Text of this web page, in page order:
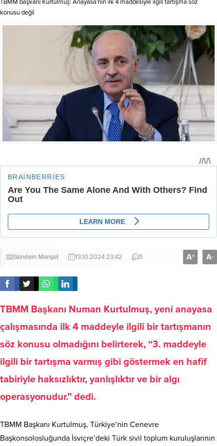
TBMM başkanı Kurtulmuş: Anayasa’nın ilk 4 maddesiyle ilgili tartışma söz
konusu değil
Gündem Manşet 13.10.2024 23:42 0 A+ A-
TBMM Başkanı Numan Kurtulmuş, yeni anayasa
çalışmasında ilk 4 maddeyle ilgili bir tartışmanın
söz konusu olmadığını belirterek, “3. maddeyle
ilgili bir tartışma varmış gibi göstermek en hafif
tabiriyle haksızlıktır, yanlışlıktır ve bir algı
operasyonudur.” dedi.
TBMM Başkanı Kurtulmuş, Türkiye’nin Cenevre
Başkonsolosluğunda İsviçre’deki Türk sivil toplum kuruluşlarının